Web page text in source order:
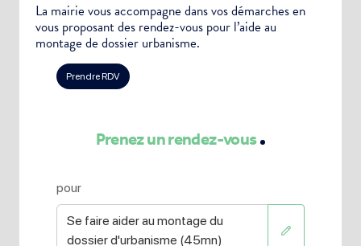
La mairie vous accompagne dans vos démarches en
vous proposant des rendez-vous pour l’aide au
montage de dossier urbanisme.